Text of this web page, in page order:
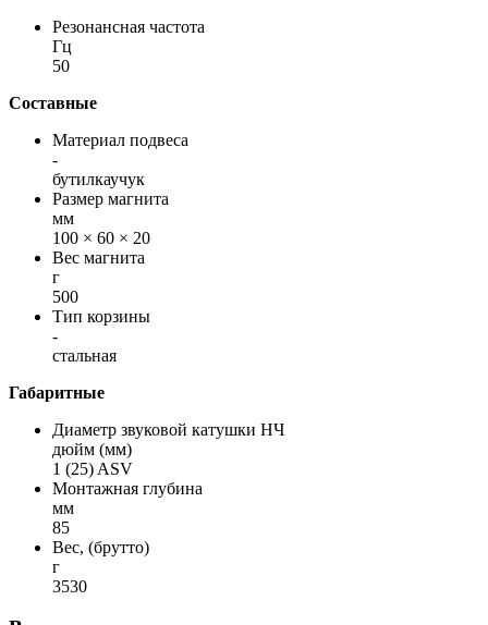
Резонансная частота
Гц
50
Составные
Материал подвеса
-
бутилкаучук
Размер магнита
мм
100 × 60 × 20
Вес магнита
г
500
Тип корзины
-
стальная
Габаритные
Диаметр звуковой катушки НЧ
дюйм (мм)
1 (25) ASV
Монтажная глубина
мм
85
Вес, (брутто)
г
3530